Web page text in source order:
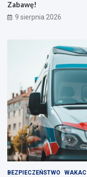
l
o
ś
ć
a
b
Zabawę!
9 sierpnia 2026
BEZPIECZEŃSTWO